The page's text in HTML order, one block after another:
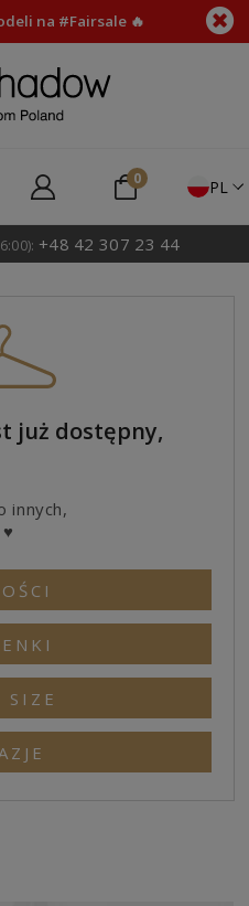
na #Fairsale 🔥
PL
+48 42 307 23 44
już dostępny,
innych,
SIZE